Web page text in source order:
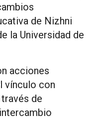
de Nizhni
la Universidad de
acciones
vínculo con
de